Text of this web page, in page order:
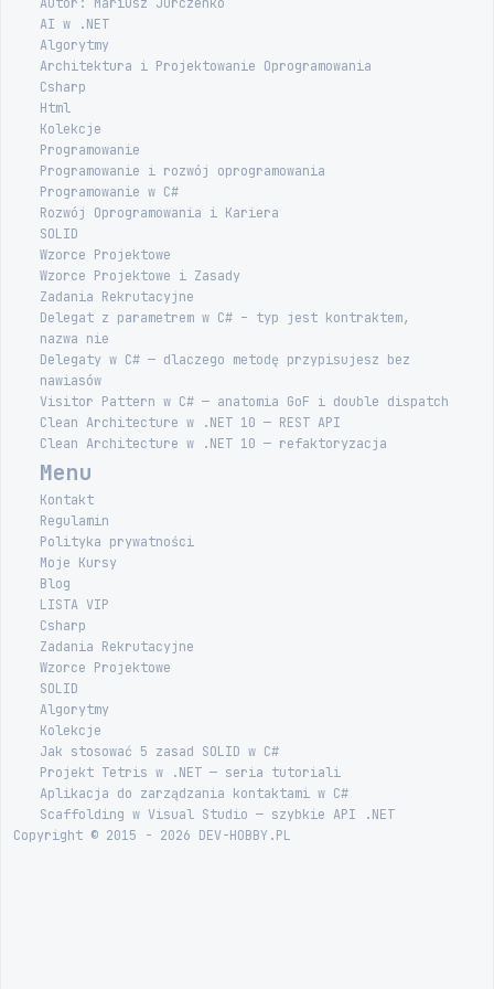
AI w .NET
Algorytmy
Architektura i Projektowanie Oprogramowania
Csharp
Html
Kolekcje
Programowanie
Programowanie i rozwój oprogramowania
Programowanie w C#
Rozwój Oprogramowania i Kariera
SOLID
Wzorce Projektowe
Wzorce Projektowe i Zasady
Zadania Rekrutacyjne
Delegat z parametrem w C# – typ jest kontraktem,
nazwa nie
Delegaty w C# — dlaczego metodę przypisujesz bez
nawiasów
Visitor Pattern w C# — anatomia GoF i double dispatch
Clean Architecture w .NET 10 — REST API
Clean Architecture w .NET 10 — refaktoryzacja
Menu
Kontakt
Regulamin
Polityka prywatności
Moje Kursy
Blog
LISTA VIP
Csharp
Zadania Rekrutacyjne
Wzorce Projektowe
SOLID
Algorytmy
Kolekcje
Jak stosować 5 zasad SOLID w C#
Projekt Tetris w .NET — seria tutoriali
Aplikacja do zarządzania kontaktami w C#
Scaffolding w Visual Studio — szybkie API .NET
Copyright © 2015 - 2026 DEV-HOBBY.PL